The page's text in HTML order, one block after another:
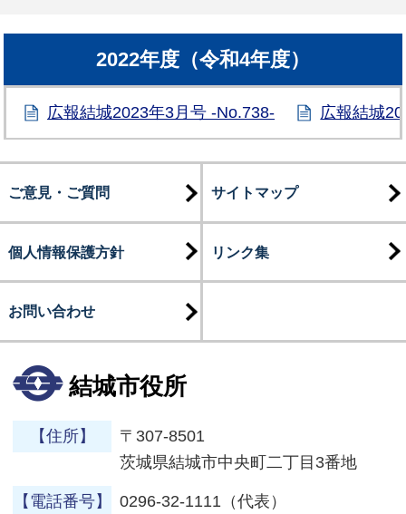
2022年度（令和4年度）
広報結城2023年3月号 -No.738- 広報結城
ご意見・ご質問 サイトマップ
個人情報保護方針 リンク集
お問い合わせ
結城市役所
【住所】
〒307-8501
茨城県結城市中央町二丁目3番地
【電話番号】 0296-32-1111（代表）